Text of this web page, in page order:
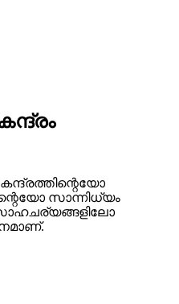
സാന്നിധ്യം